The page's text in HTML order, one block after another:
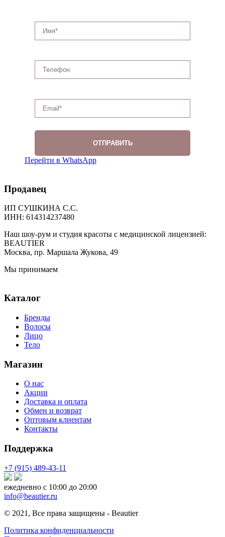
Перейти в WhatsApp
Продавец
ИП СУШКИНА С.С.
ИНН: 614314237480
Наш шоу-рум и студия красоты с медицинской лицензией:
BEAUTIER
Москва, пр. Маршала Жукова, 49
Мы принимаем
Каталог
Бренды
Волосы
Лицо
Тело
Магазин
О нас
Акции
Доставка и оплата
Обмен и возврат
Оптовым клиентам
Контакты
Поддержка
+7 (915) 489-43-11
ежедневно с 10:00 до 20:00
info@beautier.ru
© 2021, Все права защищены - Beautier
Политика конфиденциальности